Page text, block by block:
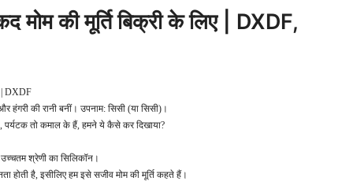
मोम की मूर्ति बिक्री के लिए | DXDF,
| DXDF
हंगरी की रानी बनीं। उपनाम: सिसी (या सिसी)।
पर्यटक तो कमाल के हैं, हमने ये कैसे कर दिखाया?
श्रेणी का सिलिकॉन।
है, इसीलिए हम इसे सजीव मोम की मूर्ति कहते हैं।